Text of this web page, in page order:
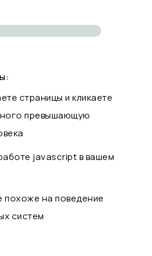
страницы и кликаете
превышающую
javascript в вашем
похоже на поведение
систем